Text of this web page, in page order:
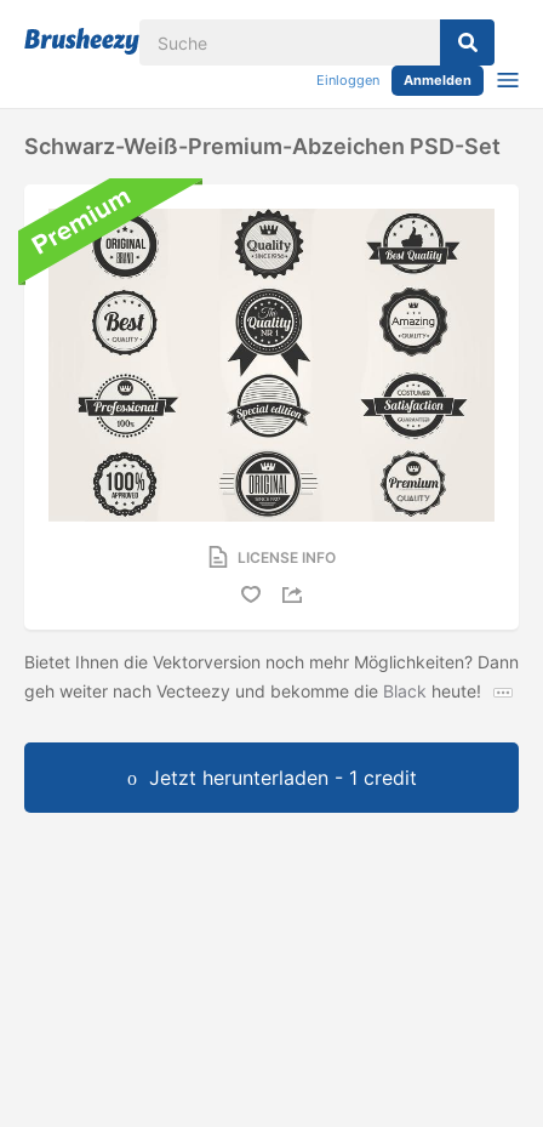
Einloggen Anmelden
Schwarz-Weiß-Premium-Abzeichen PSD-Set
LICENSE INFO
Bietet Ihnen die Vektorversion noch mehr Möglichkeiten? Dann
geh weiter nach Vecteezy und bekomme die Black heute!
Jetzt herunterladen - 1 credit